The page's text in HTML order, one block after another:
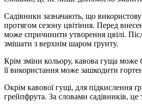
Садівники зазначають, що
протягом сезону цвітіння. Перед
може спричинити утворення цвілі.
змішати з верхнім шаром ґрунту.
Крім зміни кольору, кавова гуща
її використання може зашкодити
Окрім кавової гущі, для підкислення
грейпфрута. За словами садівників,